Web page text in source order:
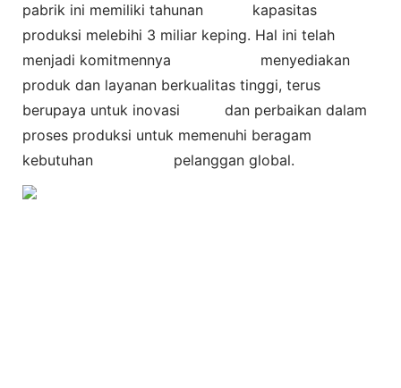
pabrik ini memiliki tahunan
kapasitas
produksi melebihi 3 miliar keping. Hal ini telah
menjadi komitmennya
menyediakan
produk dan layanan berkualitas tinggi, terus
berupaya untuk inovasi dan perbaikan dalam
proses produksi untuk memenuhi beragam
kebutuhan pelanggan global.